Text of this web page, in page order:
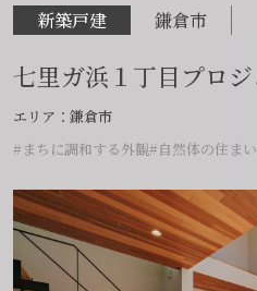
新築戸建 鎌倉市
七里ガ浜１丁目プロジ
エリア：鎌倉市
#まちに調和する外観#自然体の住まい